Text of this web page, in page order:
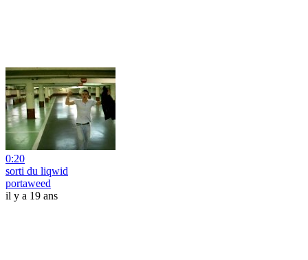
0:20
sorti du liqwid
portaweed
il y a 19 ans